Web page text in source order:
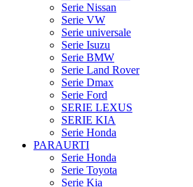
Serie Nissan
Serie VW
Serie universale
Serie Isuzu
Serie BMW
Serie Land Rover
Serie Dmax
Serie Ford
SERIE LEXUS
SERIE KIA
Serie Honda
PARAURTI
Serie Honda
Serie Toyota
Serie Kia